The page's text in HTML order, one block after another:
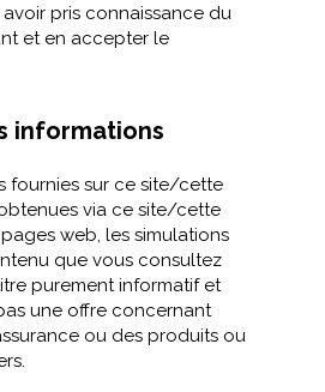
pris connaissance du
et en accepter le
informations
fournies sur ce site/cette
via ce site/cette
web, les simulations
que vous consultez
purement informatif et
une offre concernant
ou des produits ou